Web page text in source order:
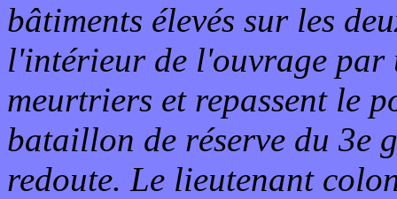
bâtiments élevés sur les
l'intérieur de l'ouvrage par
meurtriers et repassent le
bataillon de réserve du 3e
redoute. Le lieutenant